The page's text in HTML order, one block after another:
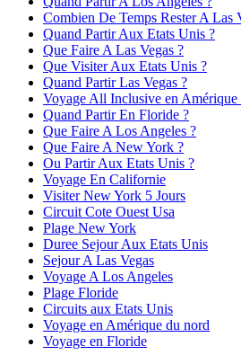
Combien De Temps Rester A Las
Quand Partir Aux Etats Unis ?
Que Faire A Las Vegas ?
Que Visiter Aux Etats Unis ?
Quand Partir Las Vegas ?
Voyage All Inclusive en Amérique
Quand Partir En Floride ?
Que Faire A Los Angeles ?
Que Faire A New York ?
Ou Partir Aux Etats Unis ?
Voyage En Californie
Visiter New York 5 Jours
Circuit Cote Ouest Usa
Plage New York
Duree Sejour Aux Etats Unis
Sejour A Las Vegas
Voyage A Los Angeles
Plage Floride
Circuits aux Etats Unis
Voyage en Amérique du nord
Voyage en Floride